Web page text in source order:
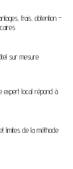
frais, obtention –
sur mesure
expert local répond à
limites de la méthode